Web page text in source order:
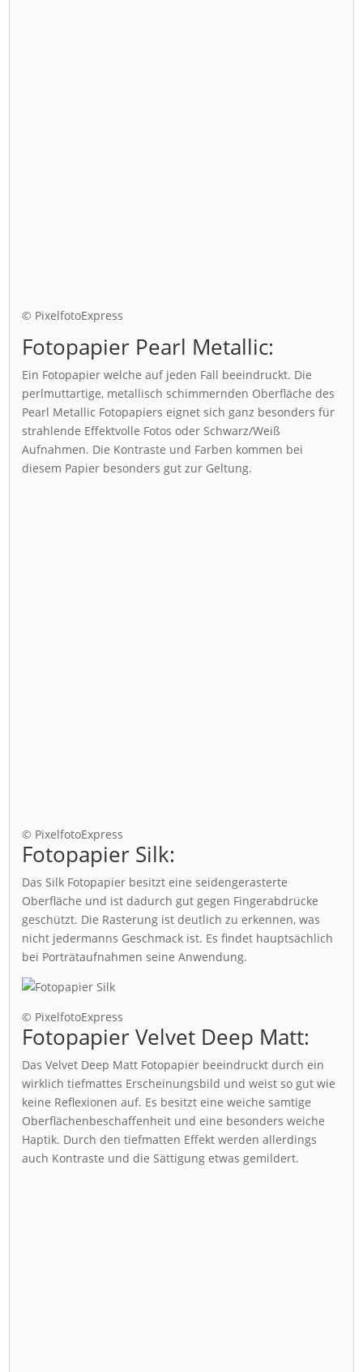
© PixelfotoExpress
Fotopapier Pearl Metallic:
Ein Fotopapier welche auf jeden Fall beeindruckt. Die
perlmuttartige, metallisch schimmernden Oberfläche des
Pearl Metallic Fotopapiers eignet sich ganz besonders für
strahlende Effektvolle Fotos oder Schwarz/Weiß
Aufnahmen. Die Kontraste und Farben kommen bei
diesem Papier besonders gut zur Geltung.
© PixelfotoExpress
Fotopapier Silk:
Das Silk Fotopapier besitzt eine seidengerasterte
Oberfläche und ist dadurch gut gegen Fingerabdrücke
geschützt. Die Rasterung ist deutlich zu erkennen, was
nicht jedermanns Geschmack ist. Es findet hauptsächlich
bei Porträtaufnahmen seine Anwendung.
© PixelfotoExpress
Fotopapier Velvet Deep Matt:
Das Velvet Deep Matt Fotopapier beeindruckt durch ein
wirklich tiefmattes Erscheinungsbild und weist so gut wie
keine Reflexionen auf. Es besitzt eine weiche samtige
Oberflächenbeschaffenheit und eine besonders weiche
Haptik. Durch den tiefmatten Effekt werden allerdings
auch Kontraste und die Sättigung etwas gemildert.